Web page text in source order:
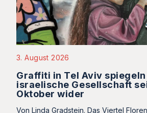
3. August 2026
Graffiti in Tel Aviv
israelische Gesellschaft
Oktober wider
Von Linda Gradstein. Das Viertel